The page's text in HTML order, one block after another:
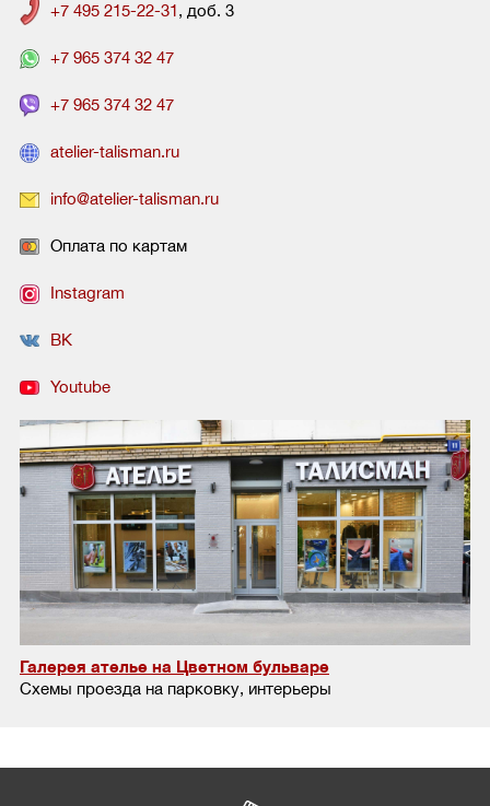
+7 495 215-22-31 , доб. 3
+7 965 374 32 47
+7 965 374 32 47
atelier-talisman.ru
info@atelier-talisman.ru
Оплата по картам
Instagram
ВК
Youtube
Галерея ателье на Цветном бульваре
Схемы проезда на парковку, интерьеры